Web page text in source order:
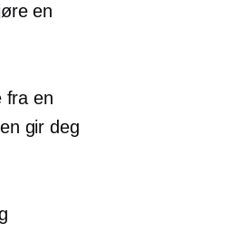
en
fra en
gir deg